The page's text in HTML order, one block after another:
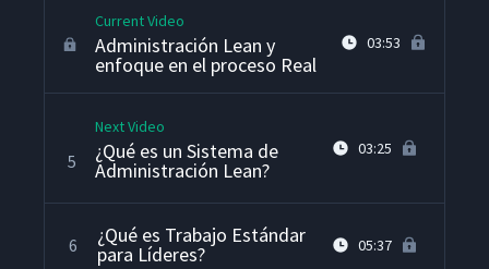
Current Video
Administración Lean y
enfoque en el proceso Real
03:53
5
Next Video
¿Qué es un Sistema de
Administración Lean?
03:25
6 ¿Qué es Trabajo Estándar
para Líderes? 05:37